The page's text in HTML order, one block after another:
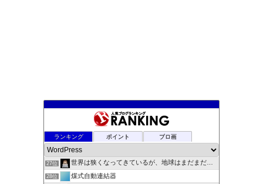
ランキング ポイント ブロ画
25位 tagnote - 初心者のためのウェブデザイン役立ちノート
26位 My note
27位 世界は狭くなってきているが、地球はまだまだでかい！
28位 煤式自動連結器